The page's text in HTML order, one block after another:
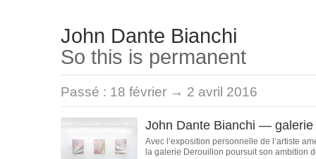
John Dante Bianchi
So this is permanent
Passé : 18 février → 2 avril 2016
John Dante Bianchi — galerie
Avec l’exposition personnelle de l’artiste
la galerie Derouillon poursuit son ambition